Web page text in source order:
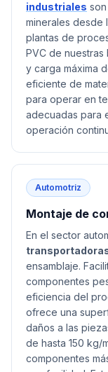
industriales
minerales desde
plantas de
PVC de
y carga máxima
eficiente de
para operar en
adecuadas para
operación
Automotriz
Montaje de
En el sector
ensamblaje.
componentes
eficiencia del
ofrece una
daños a las
de hasta 150 kg/
componentes